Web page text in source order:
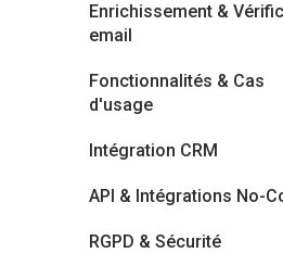
Enrichissement &
email
Fonctionnalités & Cas
d'usage
Intégration CRM
API & Intégrations No-
RGPD & Sécurité